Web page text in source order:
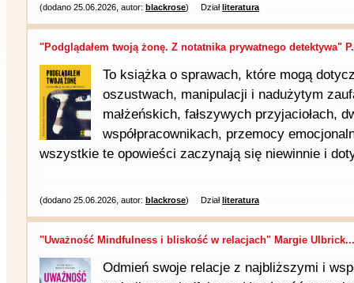
(dodano 25.06.2026, autor: blackrose) Działliteratura
"Podglądałem twoją żonę. Z notatnika prywatnego detektywa"
To książka o sprawach, które mogą
oszustwach, manipulacji i nadużytym
małżeńskich, fałszywych przyjaciołach,
współpracownikach, przemocy
wszystkie te opowieści zaczynają się niewinnie i
(dodano 25.06.2026, autor: blackrose) Działliteratura
"Uważność Mindfulness i bliskość w relacjach" Margie Ulbrick...
Odmień swoje relacje z najbliższymi i